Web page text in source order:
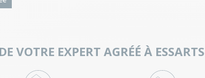
VOTRE EXPERT AGRÉÉ À